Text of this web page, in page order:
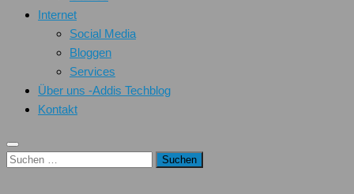
Internet
Social Media
Bloggen
Services
Über uns -Addis Techblog
Kontakt
Suchen